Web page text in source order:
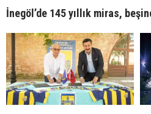
İnegöl’de 145 yıllık miras,